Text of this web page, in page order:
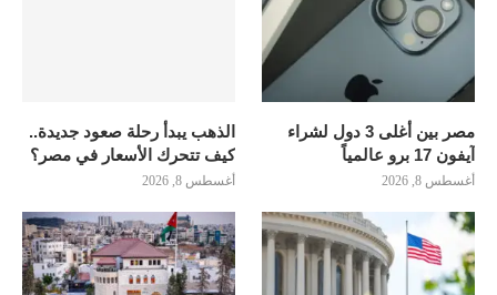
مصر بين أغلى 3 دول لشراء
آيفون 17 برو عالمياً
أغسطس 8, 2026
الذهب يبدأ رحلة صعود جديدة..
كيف تتحرك الأسعار في مصر؟
أغسطس 8, 2026